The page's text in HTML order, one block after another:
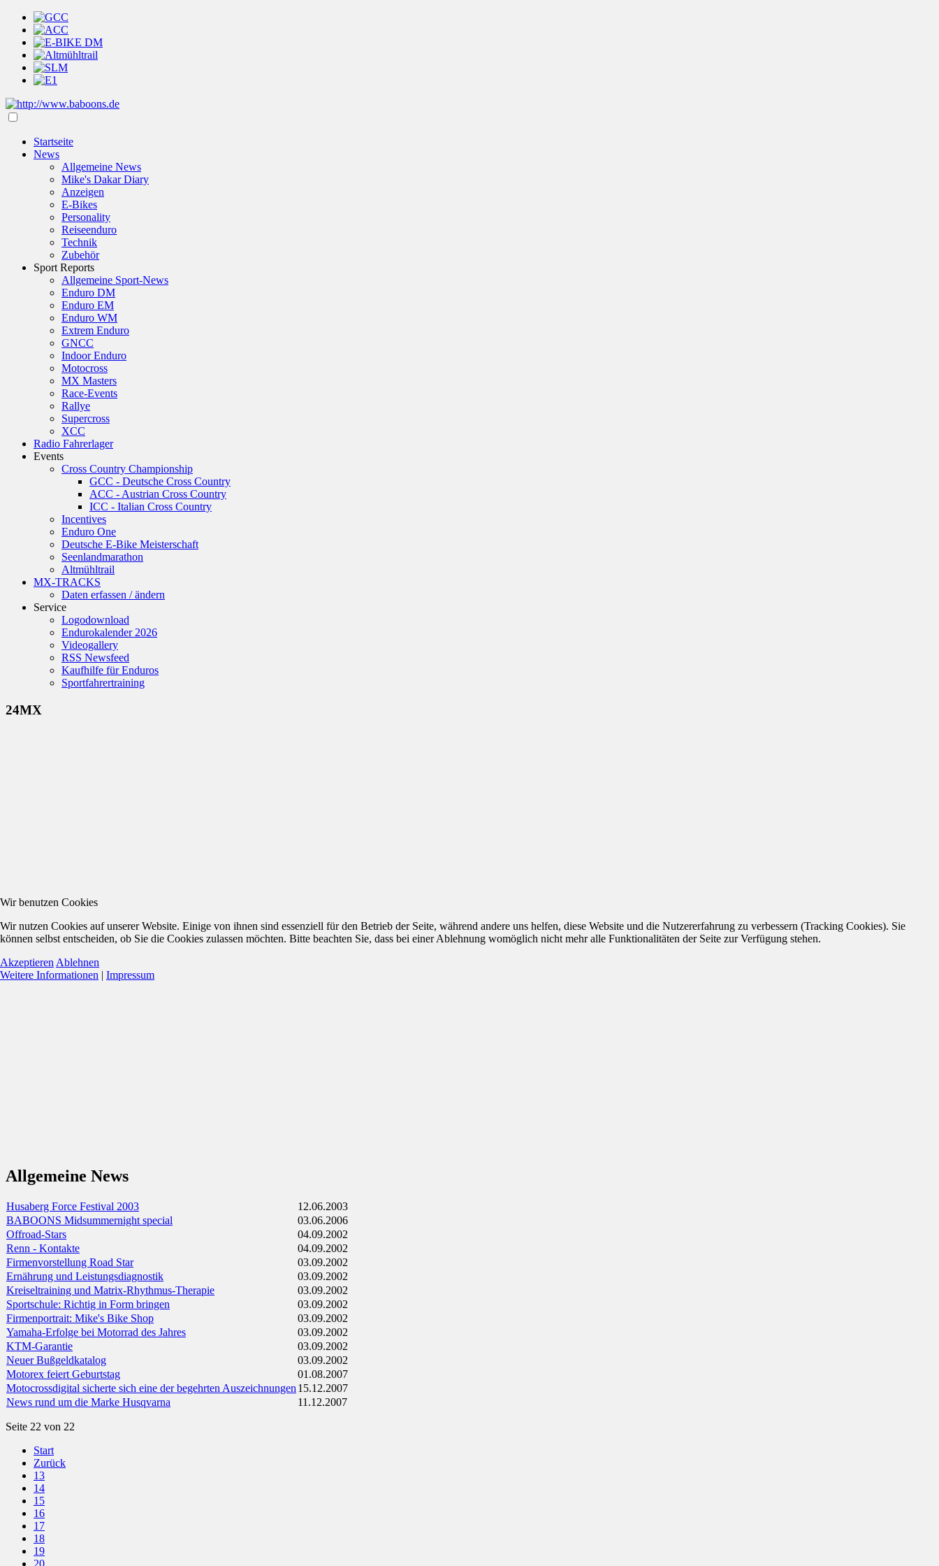
Startseite
News
Allgemeine News
Mike's Dakar Diary
Anzeigen
E-Bikes
Personality
Reiseenduro
Technik
Zubehör
Sport Reports
Allgemeine Sport-News
Enduro DM
Enduro EM
Enduro WM
Extrem Enduro
GNCC
Indoor Enduro
Motocross
MX Masters
Race-Events
Rallye
Supercross
XCC
Radio Fahrerlager
Events
Cross Country Championship
GCC - Deutsche Cross Country
ACC - Austrian Cross Country
ICC - Italian Cross Country
Incentives
Enduro One
Deutsche E-Bike Meisterschaft
Seenlandmarathon
Altmühltrail
MX-TRACKS
Daten erfassen / ändern
Service
Logodownload
Endurokalender 2026
Videogallery
RSS Newsfeed
Kaufhilfe für Enduros
Sportfahrertraining
24MX
Allgemeine News
Husaberg Force Festival 2003
12.06.2003
BABOONS Midsummernight special
03.06.2006
Offroad-Stars
04.09.2002
Renn - Kontakte
04.09.2002
Firmenvorstellung Road Star
03.09.2002
Ernährung und Leistungsdiagnostik
03.09.2002
Kreiseltraining und Matrix-Rhythmus-Therapie
03.09.2002
Sportschule: Richtig in Form bringen
03.09.2002
Firmenportrait: Mike's Bike Shop
03.09.2002
Yamaha-Erfolge bei Motorrad des Jahres
03.09.2002
KTM-Garantie
03.09.2002
Neuer Bußgeldkatalog
03.09.2002
Motorex feiert Geburtstag
01.08.2007
Motocrossdigital sicherte sich eine der begehrten Auszeichnungen 15.12.2007
News rund um die Marke Husqvarna
11.12.2007
Seite 22 von 22
Start
Zurück
13
14
15
16
17
18
19
Wir benutzen Cookies
Wir nutzen Cookies auf unserer Website. Einige von ihnen sind essenziell für den Betrieb der Seite, während andere uns helfen, diese Website und die Nutzererfahrung zu verbessern (Tracking Cookies). Sie
können selbst entscheiden, ob Sie die Cookies zulassen möchten. Bitte beachten Sie, dass bei einer Ablehnung womöglich nicht mehr alle Funktionalitäten der Seite zur Verfügung stehen.
Akzeptieren Ablehnen
Weitere Informationen | Impressum